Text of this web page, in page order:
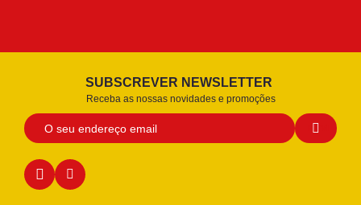
SUBSCREVER NEWSLETTER
Receba as nossas novidades e promoções